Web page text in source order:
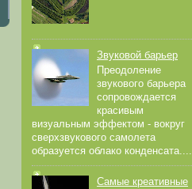
Звуковой барьер
Преодоление
звукового барьера
сопровождается
красивым
визуальным эффектом - вокруг
сверхзвукового самолета
образуется облако конденсата....
Самые креативные